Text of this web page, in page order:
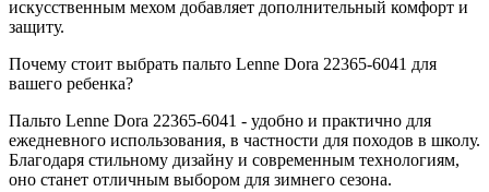
искусственным мехом добавляет дополнительный комфорт и
защиту.
Почему стоит выбрать пальто Lenne Dora 22365-6041 для
вашего ребенка?
Пальто Lenne Dora 22365-6041 - удобно и практично для
ежедневного использования, в частности для походов в школу.
Благодаря стильному дизайну и современным технологиям,
оно станет отличным выбором для зимнего сезона.